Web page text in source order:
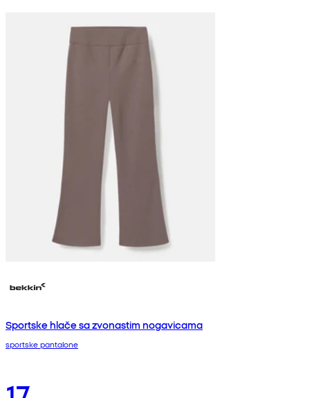
Sportske hlače sa zvonastim nogavicama
sportske pantalone